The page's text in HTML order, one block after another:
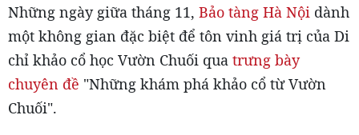
Những ngày giữa tháng 11, Bảo tàng Hà Nội dành
một không gian đặc biệt để tôn vinh giá trị của Di
chỉ khảo cổ học Vườn Chuối qua trưng bày
chuyên đề "Những khám phá khảo cổ từ Vườn
Chuối".